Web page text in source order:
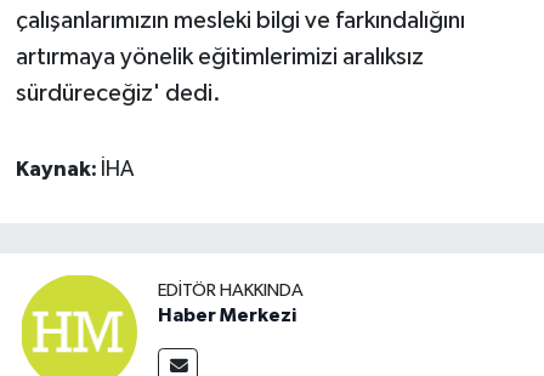
çalışanlarımızın mesleki bilgi ve farkındalığını
artırmaya yönelik eğitimlerimizi aralıksız
sürdüreceğiz' dedi.
Kaynak: İHA
EDITÖR HAKKINDA
Haber Merkezi